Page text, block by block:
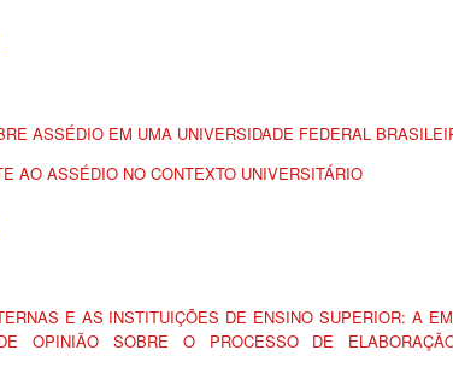
ASSÉDIO EM UMA UNIVERSIDADE FEDERAL
AO ASSÉDIO NO CONTEXTO UNIVERSITÁRIO
E AS INSTITUIÇÕES DE ENSINO SUPERIOR: A
OPINIÃO SOBRE O PROCESSO DE